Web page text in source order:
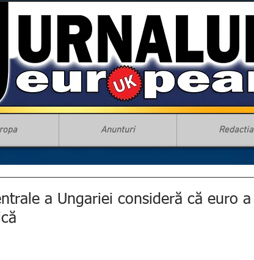
Anunturi Redactia
a Ungariei consideră că euro a